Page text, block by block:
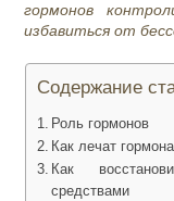
гормонов
избавиться от
Содержание
Роль гормонов
Как лечат
Как
средствами